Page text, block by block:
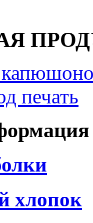
печать
хлопок